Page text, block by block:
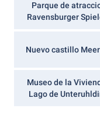
Parque de
Ravensburger
Nuevo castillo
Museo de la
Lago de